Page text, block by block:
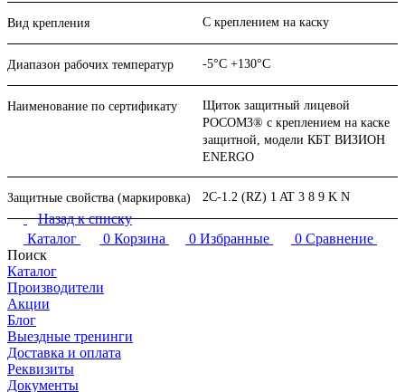
Вид крепления С креплением на каску
Диапазон рабочих температур -5°C +130°C
Наименование по сертификату
Щиток защитный лицевой
РОСОМЗ® с креплением на каске
защитной, модели КБТ ВИЗИОН
ENERGO
Защитные свойства (маркировка) 2C-1.2 (RZ) 1 AT 3 8 9 K N
Назад к списку
Каталог
0 Корзина 0 Избранные 0 Сравнение
Поиск
Каталог
Производители
Акции
Блог
Выездные тренинги
Доставка и оплата
Реквизиты
Документы